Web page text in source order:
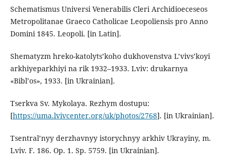
Schematismus Universi Venerabilis Cleri Archidioeceseos
Metropolitanae Graeco Catholicae Leopoliensis pro Anno
Domini 1845. Leopoli. [in Latin].
Shematyzm hreko-katolyts’koho dukhovenstva L’vivs’koyi
arkhiyeparkhiyi na rik 1932–1933. Lviv: drukarnya
«Bibl’os», 1933. [in Ukrainian].
Tserkva Sv. Mykolaya. Rezhym dostupu:
[https://uma.lvivcenter.org/uk/photos/2768]. [in Ukrainian].
Tsentral’nyy derzhavnyy istorychnyy arkhiv Ukrayiny, m.
Lviv. F. 186. Op. 1. Sp. 5759. [in Ukrainian].